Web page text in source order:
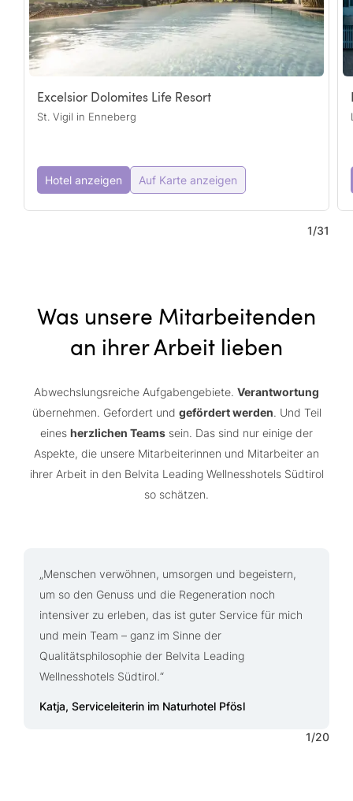
5
Excelsior Dolomites Life Resort
St. Vigil in Enneberg
Hotel anzeigen Auf Karte anzeigen
1/31
Was unsere Mitarbeitenden
an ihrer Arbeit lieben
Abwechslungsreiche Aufgabengebiete. Verantwortung
übernehmen. Gefordert und gefördert werden. Und Teil
eines herzlichen Teams sein. Das sind nur einige der
Aspekte, die unsere Mitarbeiterinnen und Mitarbeiter an
ihrer Arbeit in den Belvita Leading Wellnesshotels Südtirol
so schätzen.
„Menschen verwöhnen, umsorgen und begeistern,
um so den Genuss und die Regeneration noch
intensiver zu erleben, das ist guter Service für mich
und mein Team – ganz im Sinne der
Qualitätsphilosophie der Belvita Leading
Wellnesshotels Südtirol.“
Katja, Serviceleiterin im Naturhotel Pfösl
1/20